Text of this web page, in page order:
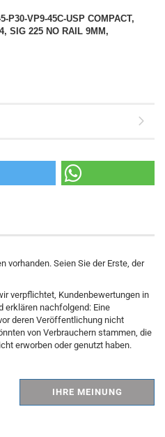
P30-VP9-45C-USP COMPACT,
SIG 225 NO RAIL 9MM,
vorhanden. Seien Sie der Erste, der
verpflichtet, Kundenbewertungen in
erklären nachfolgend: Eine
deren Veröffentlichung nicht
von Verbrauchern stammen, die
erworben oder genutzt haben.
IHRE MEINUNG